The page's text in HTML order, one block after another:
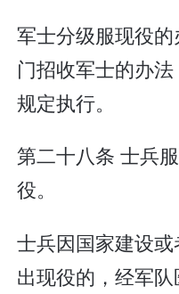
军士分级服现役
门招收军士的办
规定执行。
第二十八条 士兵
役。
士兵因国家建设
出现役的，经军